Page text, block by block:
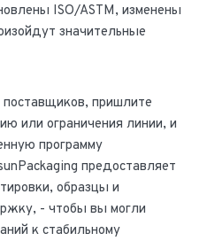
ISO/ASTM, изменены
значительные
поставщиков, пришлите
или ограничения линии, и
программу
предоставляет
образцы и
- чтобы вы могли
к стабильному